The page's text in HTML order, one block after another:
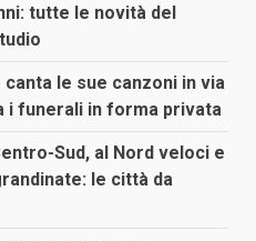
tutte le novità del
le sue canzoni in via
i funerali in forma privata
Sud, al Nord veloci e
le città da